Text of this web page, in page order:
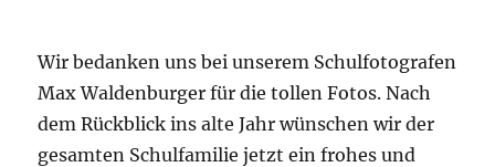
Wir bedanken uns bei unserem Schulfotografen
Max Waldenburger für die tollen Fotos. Nach
dem Rückblick ins alte Jahr wünschen wir der
gesamten Schulfamilie jetzt ein frohes und